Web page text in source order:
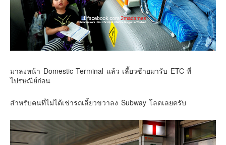
มาลงหน้า Domestic Terminal แล้ว เลี้ยวซ้ายมารับ ETC ที่
ไปรษณีย์ก่อน
สำหรับคนที่ไม่ได้เช่ารถเลี้ยวขวาลง Subway โลดเลยครับ